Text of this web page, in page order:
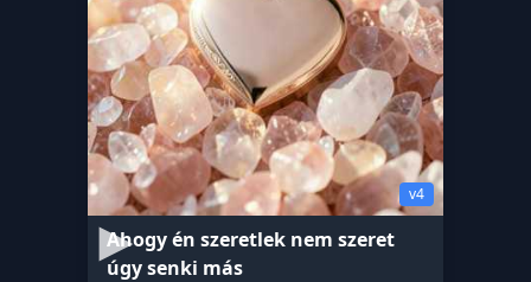
v4
Ahogy én szeretlek nem szeret
úgy senki más